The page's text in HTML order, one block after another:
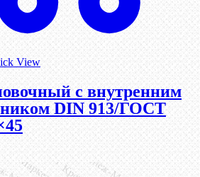
View
с внутренним
DIN 913/ГОСТ